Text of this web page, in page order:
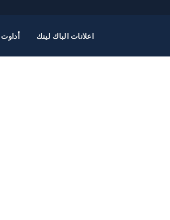
اعلانات الباك لينك أداوت